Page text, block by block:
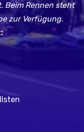
Beim Rennen steht
zur Verfügung.